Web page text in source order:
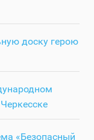
доску герою
«Безопасный